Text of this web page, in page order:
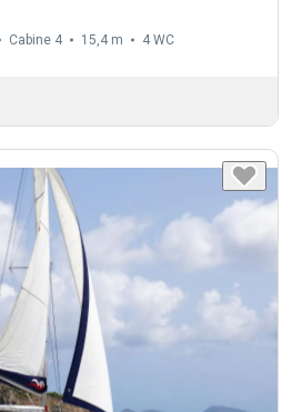
Cabine 4 15,4 m 4 WC